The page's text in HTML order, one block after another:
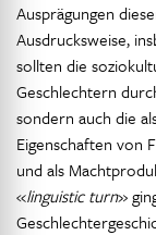
Ausprägungen
Ausdrucksweise,
sollten die
Geschlechtern
sondern auch die
Eigenschaften von
und als
«linguistic turn»